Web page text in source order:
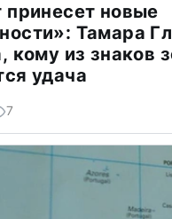
принесет новые
Тамара
кому из знаков
удача
7